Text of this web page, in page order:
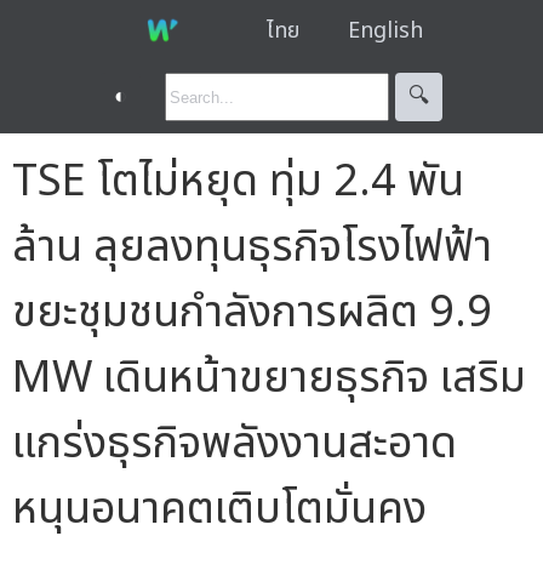
ไทย English
◐ 🔍︎
TSE โตไม่หยุด ทุ่ม 2.4 พัน
ล้าน ลุยลงทุนธุรกิจโรงไฟฟ้า
ขยะชุมชนกำลังการผลิต 9.9
MW เดินหน้าขยายธุรกิจ เสริม
แกร่งธุรกิจพลังงานสะอาด
หนุนอนาคตเติบโตมั่นคง